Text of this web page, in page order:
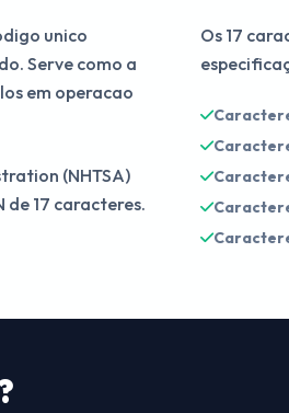
unico
Serve como a
em operacao
(NHTSA)
de 17 caracteres.
Os 17